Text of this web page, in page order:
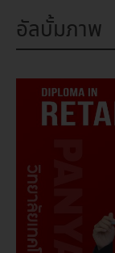
อัลบั้มภาพ